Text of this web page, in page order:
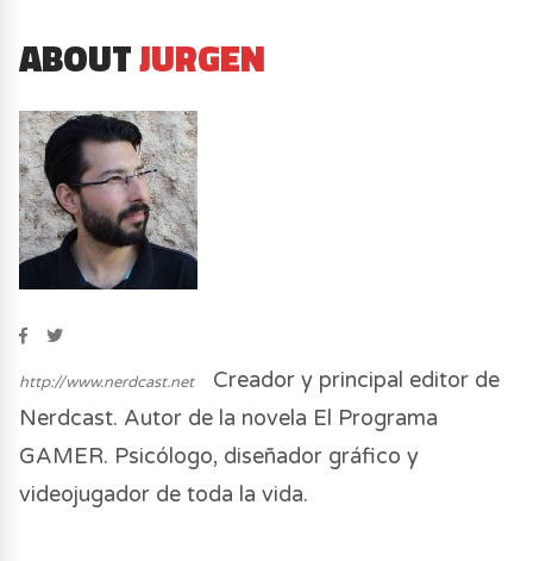
ABOUTJURGEN
http://www.nerdcast.net
Creador y principal editor de
Nerdcast. Autor de la novela El Programa
GAMER. Psicólogo, diseñador gráfico y
videojugador de toda la vida.